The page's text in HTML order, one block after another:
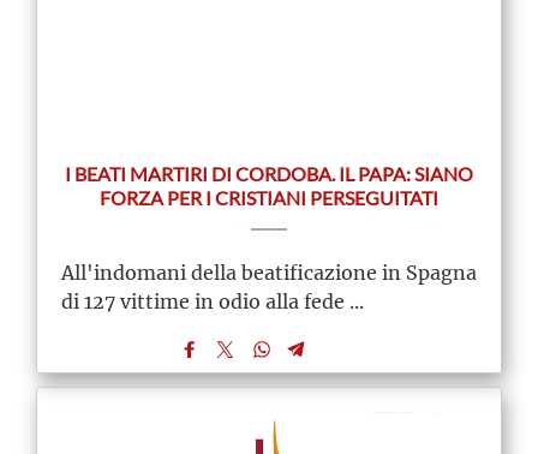
I BEATI MARTIRI DI CORDOBA. IL PAPA: SIANO
FORZA PER I CRISTIANI PERSEGUITATI
All'indomani della beatificazione in Spagna
di 127 vittime in odio alla fede ...